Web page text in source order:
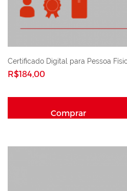
Certificado Digital para Pessoa
R$184,00
Comprar